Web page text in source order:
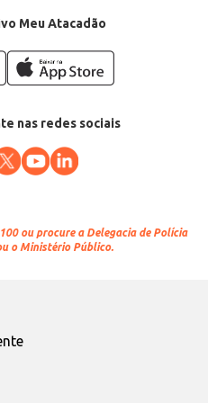
Meu Atacadão
nas redes sociais
ou procure a Delegacia de Polícia
o Ministério Público.